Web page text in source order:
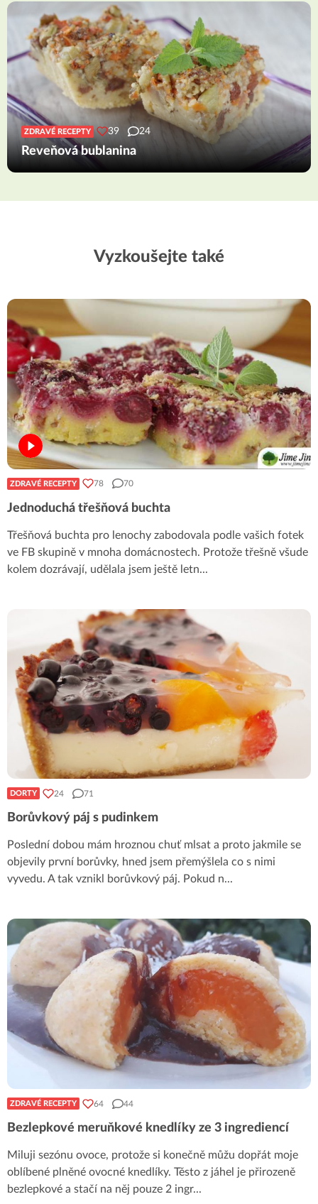
ZDRAVÉ RECEPTY 39 24
Reveňová bublanina
Vyzkoušejte také
ZDRAVÉ RECEPTY 78 70
Jednoduchá třešňová buchta
Třešňová buchta pro lenochy zabodovala podle vašich fotek
ve FB skupině v mnoha domácnostech. Protože třešně všude
kolem dozrávají, udělala jsem ještě letn...
DORTY 24 71
Borůvkový páj s pudinkem
Poslední dobou mám hroznou chuť mlsat a proto jakmile se
objevily první borůvky, hned jsem přemýšlela co s nimi
vyvedu. A tak vznikl borůvkový páj. Pokud n...
ZDRAVÉ RECEPTY 64 44
Bezlepkové meruňkové knedlíky ze 3 ingrediencí
Miluji sezónu ovoce, protože si konečně můžu dopřát moje
oblíbené plněné ovocné knedlíky. Těsto z jáhel je přirozeně
bezlepkové a stačí na něj pouze 2 ingr...